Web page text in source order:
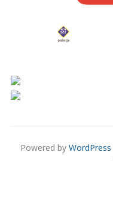
Powered by WordPress